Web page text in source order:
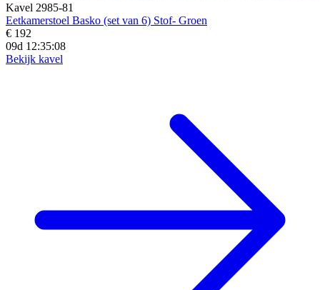
Kavel 2985-81
Eetkamerstoel Basko (set van 6) Stof- Groen
€ 192
09d 12:35:06
Bekijk kavel